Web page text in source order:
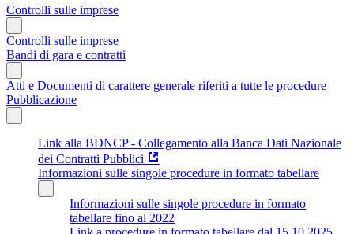
Controlli sulle imprese
Controlli sulle imprese
Bandi di gara e contratti
Atti e Documenti di carattere generale riferiti a tutte le procedure
Pubblicazione
Link alla BDNCP - Collegamento alla Banca Dati Nazionale
dei Contratti Pubblici
Informazioni sulle singole procedure in formato tabellare
Informazioni sulle singole procedure in formato
tabellare fino al 2022